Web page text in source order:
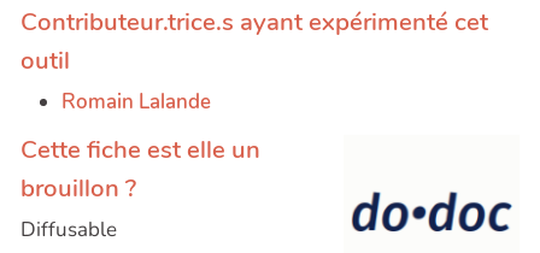
Contributeur.trice.s ayant expérimenté cet
outil
Romain Lalande
Cette fiche est elle un
brouillon ?
Diffusable